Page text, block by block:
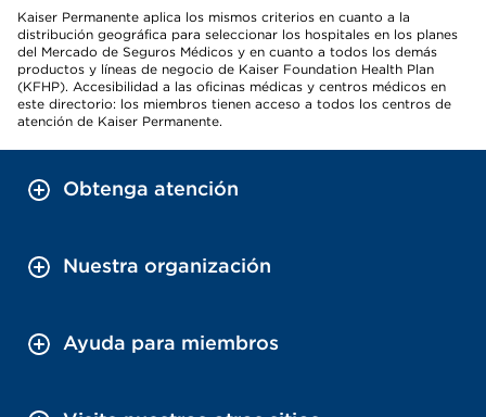
Kaiser Permanente aplica los mismos criterios en cuanto a la
distribución geográfica para seleccionar los hospitales en los planes
del Mercado de Seguros Médicos y en cuanto a todos los demás
productos y líneas de negocio de Kaiser Foundation Health Plan
(KFHP). Accesibilidad a las oficinas médicas y centros médicos en
este directorio: los miembros tienen acceso a todos los centros de
atención de Kaiser Permanente.
Obtenga atención
Nuestra organización
Ayuda para miembros